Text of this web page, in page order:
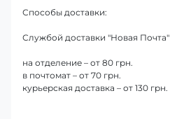
Способы доставки:
Службой доставки "Новая Почта"
на отделение – от 80 грн.
в почтомат – от 70 грн.
курьерская доставка – от 130 грн.